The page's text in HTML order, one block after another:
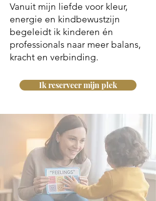
Vanuit mijn liefde voor kleur,
energie en kindbewustzijn
begeleidt ik kinderen én
professionals naar meer balans,
kracht en verbinding.
Ik reserveer mijn plek